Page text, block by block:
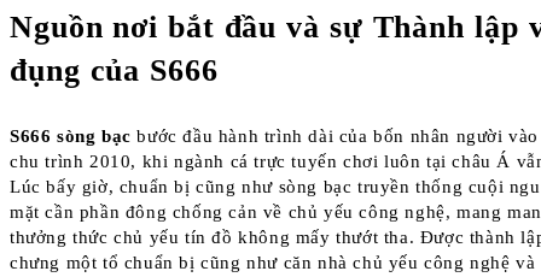
Nguồn nơi bắt đầu và sự Thành lập
đụng của S666
S666 sòng bạc bước đầu hành trình dài của bốn nhân người
chu trình 2010, khi ngành cá trực tuyến chơi luôn tại châu Á
Lúc bấy giờ, chuẩn bị cũng như sòng bạc truyền thống cuội
mặt cần phần đông chống cản về chủ yếu công nghệ, mang
thưởng thức chủ yếu tín đồ không mấy thướt tha. Được thành
chưng một tổ chuẩn bị cũng như căn nhà chủ yếu công nghệ và